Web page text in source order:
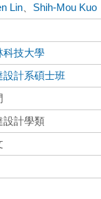
Lin
Shih-Mou Kuo
科技大學
設計系碩士班
設計學類